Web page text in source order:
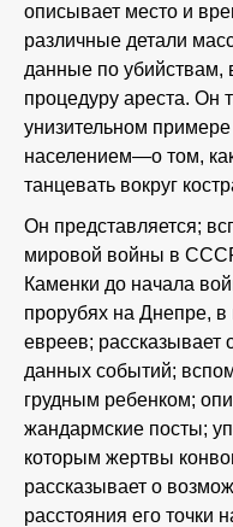
описывает место и
различные детали
данные по убийствам,
процедуру ареста. Он
унизительном
населением—о том,
танцевать вокруг
Он представляется;
мировой войны в
Каменки до начала
прорубях на Днепре,
евреев; рассказывает
данных событий;
грудным ребенком;
жандармские посты;
которым жертвы
рассказывает о
расстояния его точки